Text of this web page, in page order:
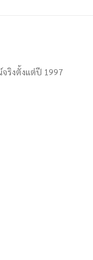
จริงตั้งแต่ปี 1997